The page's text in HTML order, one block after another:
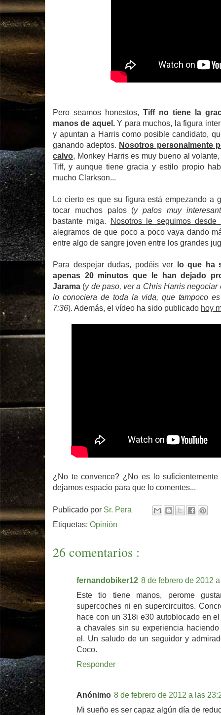
Pero seamos honestos, Tiff no tiene la
manos de aquel. Y para muchos, la figura
y apuntan a Harris como posible candidato,
ganando adeptos. Nosotros personalmente
calvo, Monkey Harris es muy bueno al
Tiff, y aunque tiene gracia y estilo propio
mucho Clarkson...
Lo cierto es que su figura está empezando a
tocar muchos palos (y palos muy
bastante miga. Nosotros le seguimos desde
alegramos de que poco a poco vaya dando
entre algo de sangre joven entre los grandes
Para despejar dudas, podéis ver lo que ha
apenas 20 minutos que le han dejado
Jarama (y de paso, ver a Chris Harris
lo conociera de toda la vida, que tampoco
7:36). Además, el vídeo ha sido publicado hoy
¿No te convence? ¿No es lo
dejamos espacio para que lo comentes...
Publicado por Sr. Pera
Etiquetas: Opinión
26 comentarios :
fernandobiker12 8 de febrero de 2012
Este tio tiene manos, perome
supercoches ni en supercircuitos.
hace con un 318i e30 autoblocado en
a chavales sin su experiencia
el. Un saludo de un seguidor y
Coco.
Responder
Anónimo 8 de febrero de 2012 a las
Mi sueño es ser capaz algún día de